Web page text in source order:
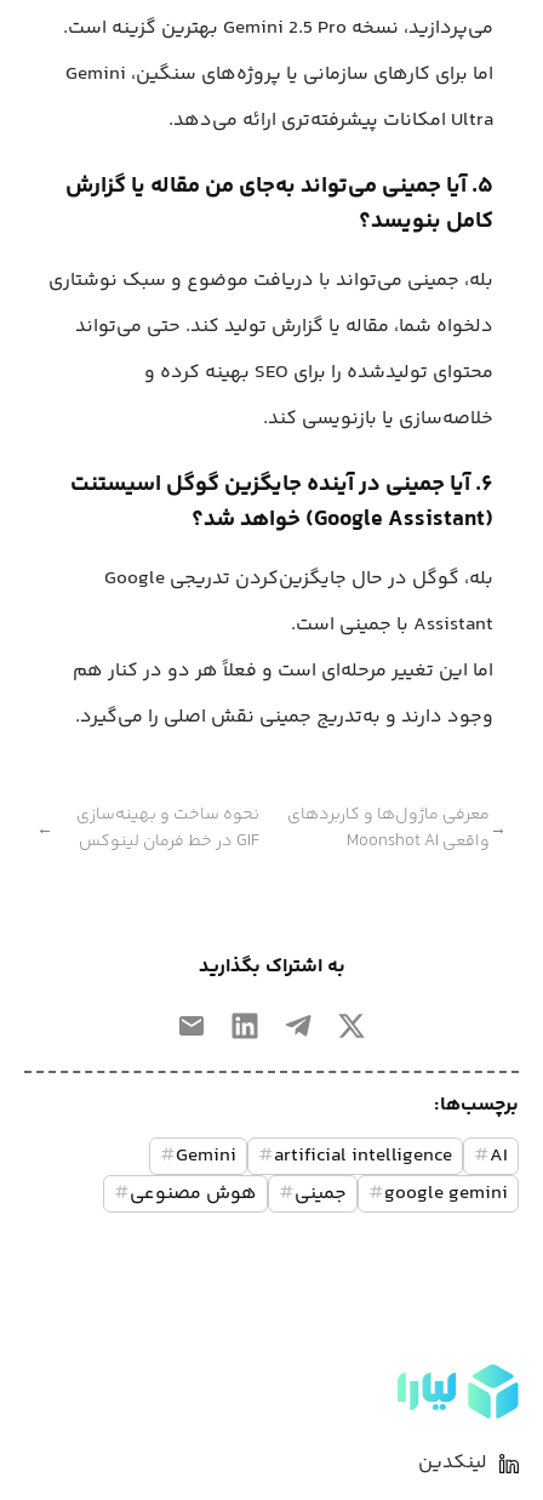
می‌پردازید، نسخه Gemini 2.5 Pro بهترین گزینه است.
اما برای کارهای سازمانی یا پروژه‌های سنگین، Gemini
Ultra امکانات پیشرفته‌تری ارائه می‌دهد.
۵. آیا جمینی می‌تواند به‌جای من مقاله یا گزارش
کامل بنویسد؟
بله، جمینی می‌تواند با دریافت موضوع و سبک نوشتاری
دلخواه شما، مقاله یا گزارش تولید کند. حتی می‌تواند
محتوای تولیدشده را برای SEO بهینه کرده و
خلاصه‌سازی یا بازنویسی کند.
۶. آیا جمینی در آینده جایگزین گوگل اسیستنت
(Google Assistant) خواهد شد؟
بله، گوگل در حال جایگزین‌کردن تدریجی Google
Assistant با جمینی است.
اما این تغییر مرحله‌ای است و فعلاً هر دو در کنار هم
وجود دارند و به‌تدریج جمینی نقش اصلی را می‌گیرد.
→
معرفی ماژول‌ها و کاربردهای
واقعی Moonshot AI
نحوه ساخت و بهینه‌سازی
GIF در خط فرمان لینوکس
←
به اشتراک بگذارید
برچسب‌ها:
AI
#
artificial intelligence
#
Gemini
#
google gemini
# جمینی# هوش مصنوعی#
لینکدین